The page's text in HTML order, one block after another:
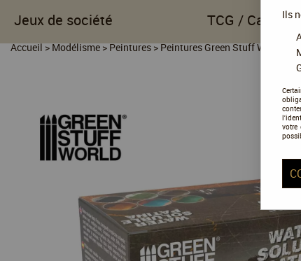
Jeux de société TCG / Cartes
Accueil>Modélisme>Peintures>Peintures Green Stuff World
Ils
votre